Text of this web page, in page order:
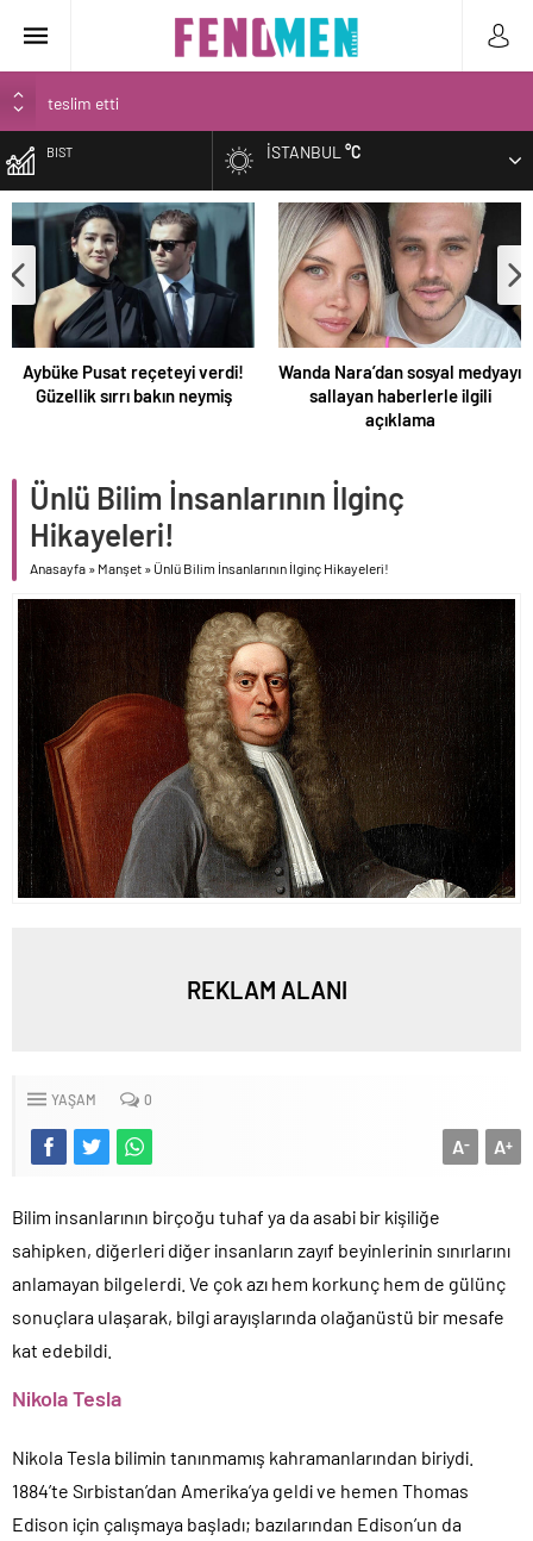
Narin’in babası Arif Güran ambulans ile hastaneye götürüldü
Spor salonu işletmecisinin 3 yaşındaki oğlunun gözü önünde
öldürülmesi kamerada
Narin Güran davasında 2. gün! Aramalarda bulunan kırmızı terlik
soruldu
Narin Güran cinayeti sonrası gizli bir toplantı mı yapıldı?
Bilecik’te ilkokul öğrencileri yolda buldukları 16 bin lirayı zabıtaya
teslim etti
BIST
DOLAR
EURO
ALTIN
İSTANBUL°C
Aybüke Pusat reçeteyi verdi!
Güzellik sırrı bakın neymiş
Wanda Nara’dan sosyal medyayı
sallayan haberlerle ilgili
açıklama
Ünlü Bilim İnsanlarının İlginç
Hikayeleri!
Anasayfa » Manşet » Ünlü Bilim İnsanlarının İlginç Hikayeleri!
REKLAM ALANI
YAŞAM 0
A+
A-
Bilim insanlarının birçoğu tuhaf ya da asabi bir kişiliğe
sahipken, diğerleri diğer insanların zayıf beyinlerinin sınırlarını
anlamayan bilgelerdi. Ve çok azı hem korkunç hem de gülünç
sonuçlara ulaşarak, bilgi arayışlarında olağanüstü bir mesafe
kat edebildi.
Nikola Tesla
Nikola Tesla bilimin tanınmamış kahramanlarından biriydi.
1884’te Sırbistan’dan Amerika’ya geldi ve hemen Thomas
Edison için çalışmaya başladı; bazılarından Edison’un da